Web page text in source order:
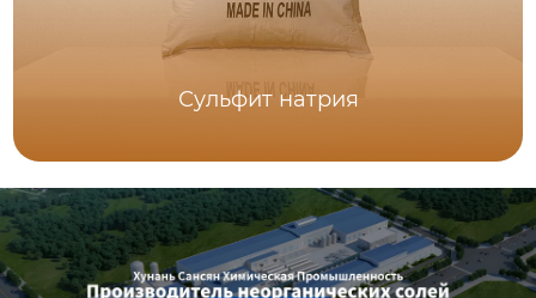
Сульфит натрия